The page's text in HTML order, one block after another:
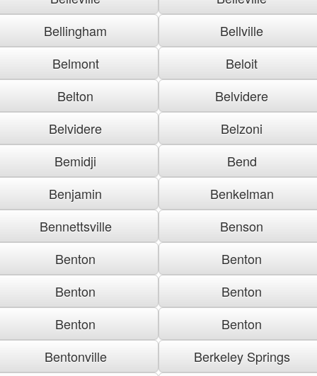
Bellingham
Bellville
Belmont
Beloit
Belton
Belvidere
Belvidere
Belzoni
Bemidji
Bend
Benjamin
Benkelman
Bennettsville
Benson
Benton
Benton
Benton
Benton
Benton
Benton
Bentonville
Berkeley Springs